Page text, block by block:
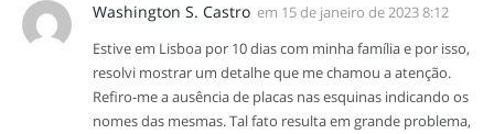
Washington S. Castro em 15 de janeiro de 2023 8:12
Estive em Lisboa por 10 dias com minha família e por isso,
resolvi mostrar um detalhe que me chamou a atenção.
Refiro-me a ausência de placas nas esquinas indicando os
nomes das mesmas. Tal fato resulta em grande problema,